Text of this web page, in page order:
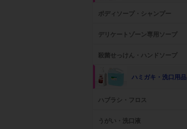
ボディソープ・シャンプー
デリケートゾーン専用ソープ
殺菌せっけん・ハンドソープ
ハミガキ・洗口用品
ハブラシ・フロス
うがい・洗口液